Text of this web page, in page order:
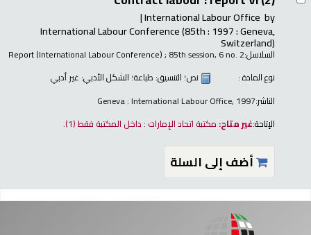
by
International Labour Office
International Labour Conference(85th : 1997 : Geneva,
Switzerland)
السلاسل: Report (International Labour Conference); 85th session, 6 no. 2
نوع المادة :
نص؛ التنسيق: طباعة؛ الشكل الأدبي: غير أدبي
الناشر:Geneva : International Labour Office, 1997
الإتاحة:غير متاح: مكتبة اتحاد الإمارات : داخل المكتبة فقط(1).
أضف إلى السلة